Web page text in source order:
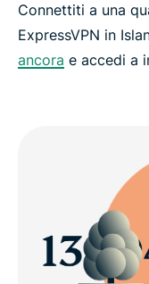
Connettiti a una
ExpressVPN in
ancora e accedi a